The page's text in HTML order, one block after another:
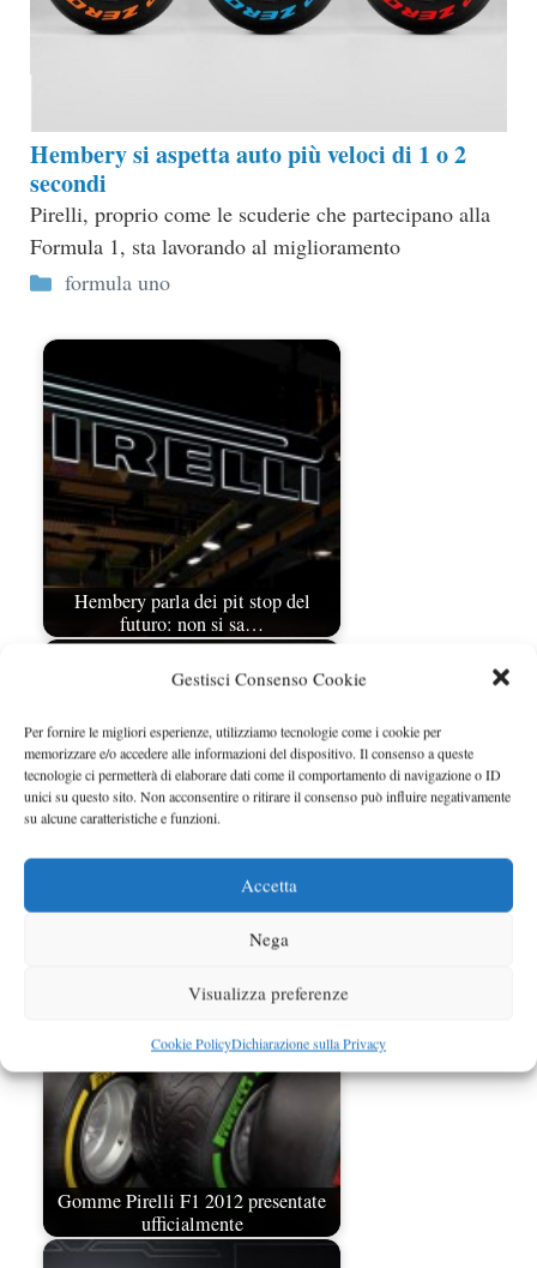
Gestisci Consenso Cookie
Per fornire le migliori esperienze, utilizziamo tecnologie come i cookie per
memorizzare e/o accedere alle informazioni del dispositivo. Il consenso a queste
tecnologie ci permetterà di elaborare dati come il comportamento di navigazione o ID
unici su questo sito. Non acconsentire o ritirare il consenso può influire negativamente
su alcune caratteristiche e funzioni.
Accetta
Nega
Visualizza preferenze
Cookie PolicyDichiarazione sulla Privacy
Hembery si aspetta auto più veloci di 1 o 2
secondi
Pirelli, proprio come le scuderie che partecipano alla
Formula 1, sta lavorando al miglioramento
Categorie
formula uno
Hembery parla dei pit stop del
futuro: non si sa…
Hembery: per le gare noiose lasciate
Gomme Pirelli F1 2012 presentate
ufficialmente